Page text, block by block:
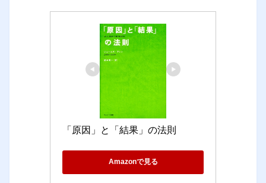
「原因」と「結果」の法則
Amazonで見る